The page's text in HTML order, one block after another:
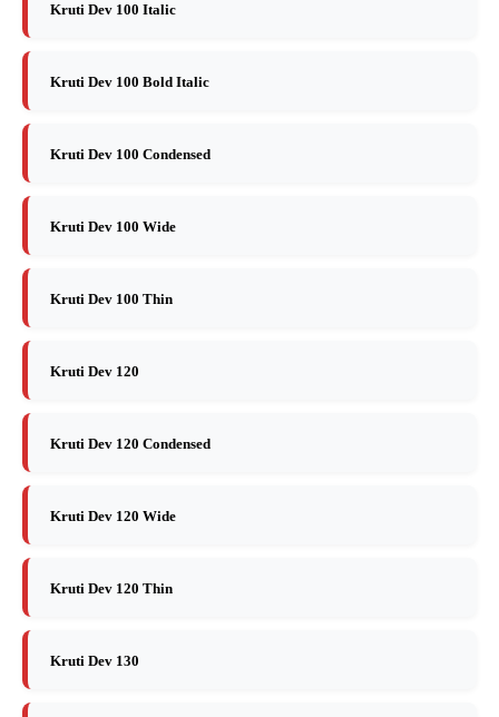
Kruti Dev 100 Italic
Kruti Dev 100 Bold Italic
Kruti Dev 100 Condensed
Kruti Dev 100 Wide
Kruti Dev 100 Thin
Kruti Dev 120
Kruti Dev 120 Condensed
Kruti Dev 120 Wide
Kruti Dev 120 Thin
Kruti Dev 130